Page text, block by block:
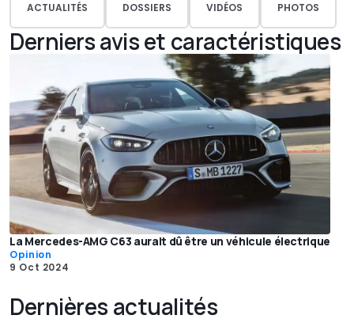
ACTUALITÉS DOSSIERS VIDÉOS PHOTOS
Derniers avis et caractéristiques
La Mercedes-AMG C63 aurait dû être un véhicule électrique
Opinion
9 Oct 2024
Dernières actualités